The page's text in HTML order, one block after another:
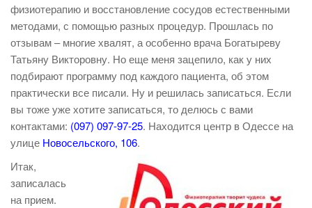
физиотерапию и восстановление сосудов естественными
методами, с помощью разных процедур. Прошлась по
отзывам – многие хвалят, а особенно врача Богатыреву
Татьяну Викторовну. Но еще меня зацепило, как у них
подбирают программу под каждого пациента, об этом
практически все писали. Ну и решилась записаться. Если
вы тоже уже хотите записаться, то делюсь с вами
контактами: (097) 097-97-25. Находится центр в Одессе на
улице Новосельского, 106.
Итак,
записалась
на прием.